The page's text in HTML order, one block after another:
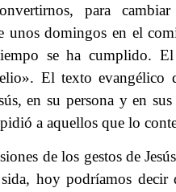
para cambiar
unos domingos en el
se ha cumplido.
El texto evangélico
en su persona y en
a aquellos que lo
de los gestos de
hoy podríamos decir